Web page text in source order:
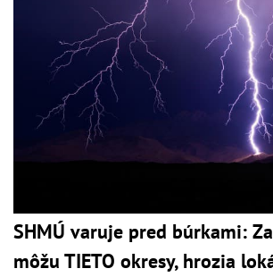
SHMÚ varuje pred búrkami:
môžu TIETO okresy, hrozia